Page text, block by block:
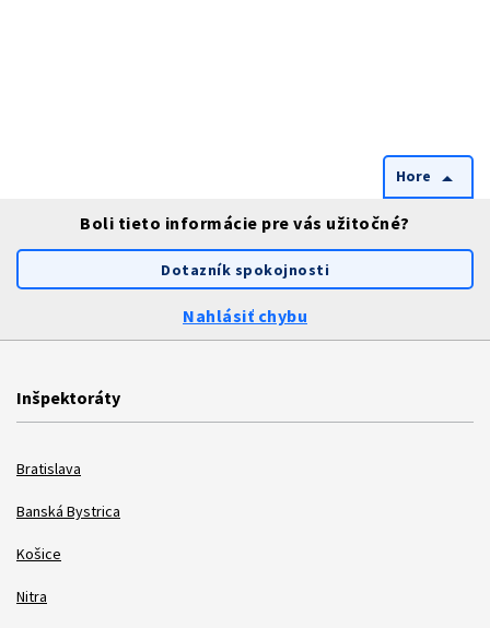
Hore arrow_drop_up
Boli tieto informácie pre vás užitočné?
Dotazník spokojnosti
Nahlásiť chybu
Inšpektoráty
Bratislava
Banská Bystrica
Košice
Nitra